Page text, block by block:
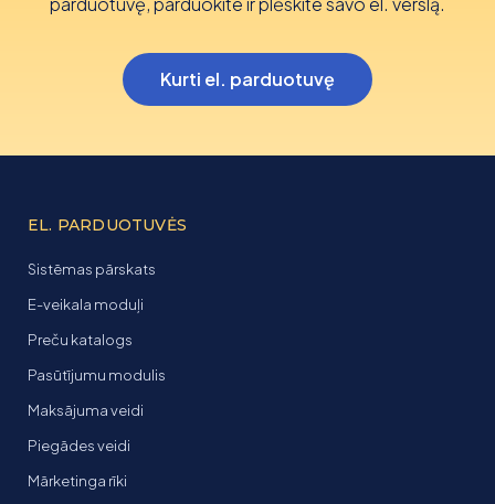
Kurti el. parduotuvę
EL. PARDUOTUVĖS
Sistēmas pārskats
E-veikala moduļi
Preču katalogs
Pasūtījumu modulis
Maksājuma veidi
Piegādes veidi
Mārketinga rīki